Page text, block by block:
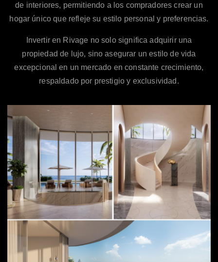
de interiores, permitiendo a los compradores crear un
hogar único que refleje su estilo personal y preferencias.
Invertir en Rivage no solo significa adquirir una
propiedad de lujo, sino asegurar un estilo de vida
excepcional en un mercado en constante crecimiento,
respaldado por prestigio y exclusividad.